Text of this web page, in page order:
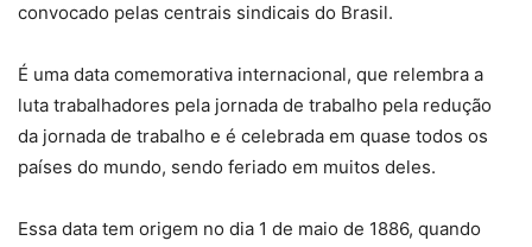
convocado pelas centrais sindicais do Brasil.
É uma data comemorativa internacional, que relembra a
luta trabalhadores pela jornada de trabalho pela redução
da jornada de trabalho e é celebrada em quase todos os
países do mundo, sendo feriado em muitos deles.
Essa data tem origem no dia 1 de maio de 1886, quando